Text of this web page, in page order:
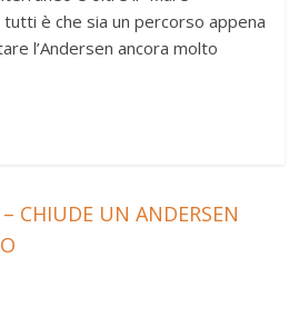
tutti è che sia un percorso appena
l’Andersen ancora molto
CHIUDE UN ANDERSEN